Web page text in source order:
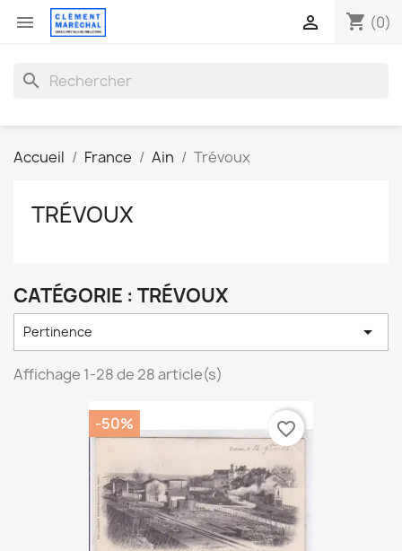
 shopping_cart (0)

search
Accueil France Ain Trévoux
TRÉVOUX
CATÉGORIE : TRÉVOUX
Pertinence 
Affichage 1-28 de 28 article(s)
-50% favorite_border